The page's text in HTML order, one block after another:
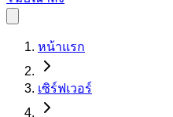
หน้าแรก
เซิร์ฟเวอร์